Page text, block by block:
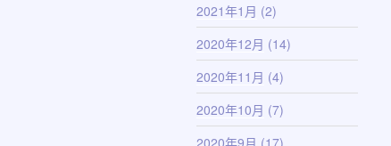
2021年1月 (2)
2020年12月 (14)
2020年11月 (4)
2020年10月 (7)
2020年9月 (17)